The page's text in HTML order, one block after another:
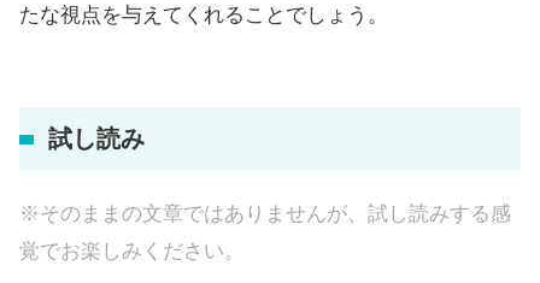
たな視点を与えてくれることでしょう。
試し読み
※そのままの文章ではありませんが、試し読みする感
覚でお楽しみください。